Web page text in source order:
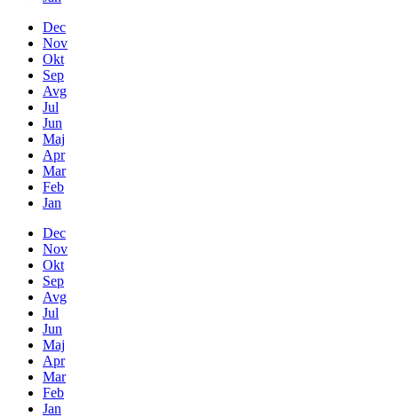
Dec
Nov
Okt
Sep
Avg
Jul
Jun
Maj
Apr
Mar
Feb
Jan
Dec
Nov
Okt
Sep
Avg
Jul
Jun
Maj
Apr
Mar
Feb
Jan